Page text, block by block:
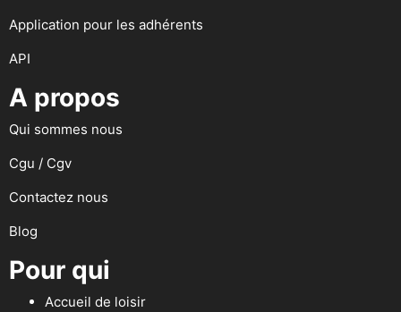
Application pour les adhérents
API
A propos
Qui sommes nous
Cgu / Cgv
Contactez nous
Blog
Pour qui
Accueil de loisir